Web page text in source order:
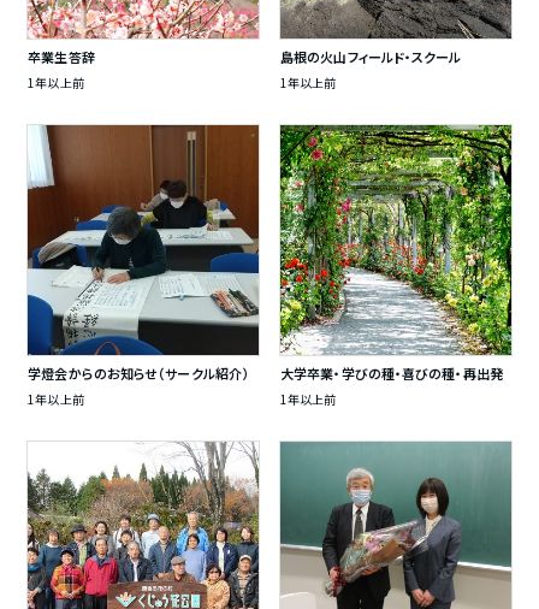
卒業生答辞
1年以上前
島根の火山フィールド・スクール
1年以上前
学燈会からのお知らせ（サークル紹介）
1年以上前
大学卒業・学びの種・喜びの種・再出発
1年以上前